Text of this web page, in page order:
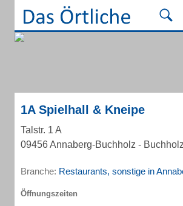
1A Spielhall & Kneipe
Talstr. 1 A
09456 Annaberg-Buchholz - Buchholz
Branche: Restaurants, sonstige in